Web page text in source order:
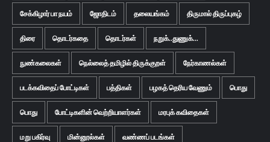
சேக்கிழார் பா நயம் ஜோதிடம் தலையங்கம் திருமால் திருப்புகழ்
திரை தொடர்கதை தொடர்கள் நறுக்..துணுக்...
நுண்கலைகள் நெல்லைத் தமிழில் திருக்குறள் நேர்காணல்கள்
படக்கவிதைப் போட்டிகள் பத்திகள் பழகத் தெரிய வேணும் பொது
பொது போட்டிகளின் வெற்றியாளர்கள் மரபுக் கவிதைகள்
மறு பகிர்வு மின்னூல்கள் வண்ணப் படங்கள்